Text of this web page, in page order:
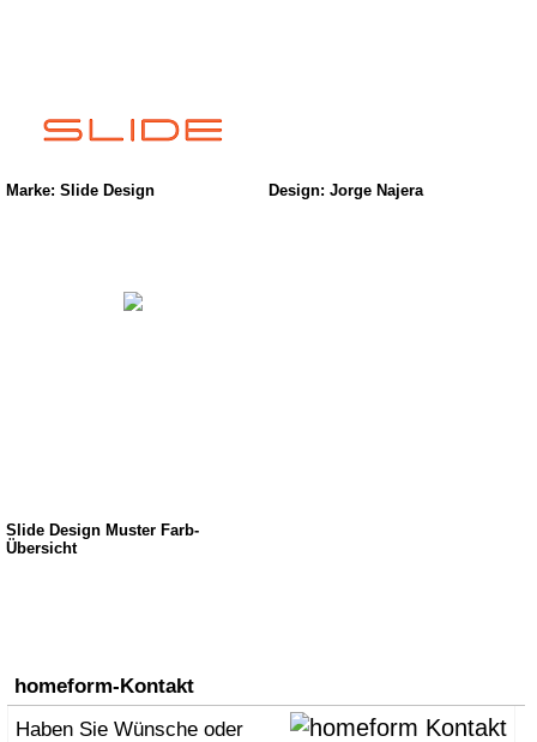
Marke: Slide Design Design: Jorge Najera
Slide Design Muster Farb-
Übersicht
homeform-Kontakt
Haben Sie Wünsche oder